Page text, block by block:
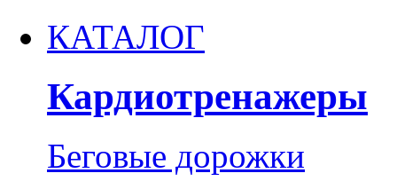
КАТАЛОГ
Кардиотренажеры
Беговые дорожки